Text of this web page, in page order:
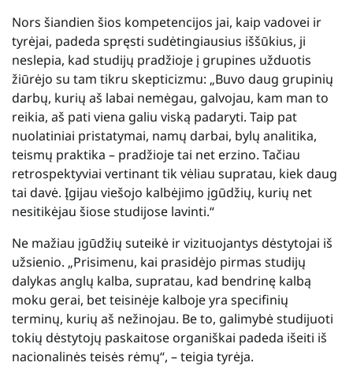
Nors šiandien šios kompetencijos jai, kaip vadovei ir
tyrėjai, padeda spręsti sudėtingiausius iššūkius, ji
neslepia, kad studijų pradžioje į grupines užduotis
žiūrėjo su tam tikru skepticizmu: „Buvo daug grupinių
darbų, kurių aš labai nemėgau, galvojau, kam man to
reikia, aš pati viena galiu viską padaryti. Taip pat
nuolatiniai pristatymai, namų darbai, bylų analitika,
teismų praktika – pradžioje tai net erzino. Tačiau
retrospektyviai vertinant tik vėliau supratau, kiek daug
tai davė. Įgijau viešojo kalbėjimo įgūdžių, kurių net
nesitikėjau šiose studijose lavinti.“
Ne mažiau įgūdžių suteikė ir vizituojantys dėstytojai iš
užsienio. „Prisimenu, kai prasidėjo pirmas studijų
dalykas anglų kalba, supratau, kad bendrinę kalbą
moku gerai, bet teisinėje kalboje yra specifinių
terminų, kurių aš nežinojau. Be to, galimybė studijuoti
tokių dėstytojų paskaitose organiškai padeda išeiti iš
nacionalinės teisės rėmų“, – teigia tyrėja.